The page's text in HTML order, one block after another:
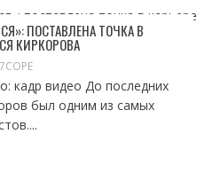
ПОСТАВЛЕНА ТОЧКА В
КИРКОРОВА
кадр видео До последних
был одним из самых